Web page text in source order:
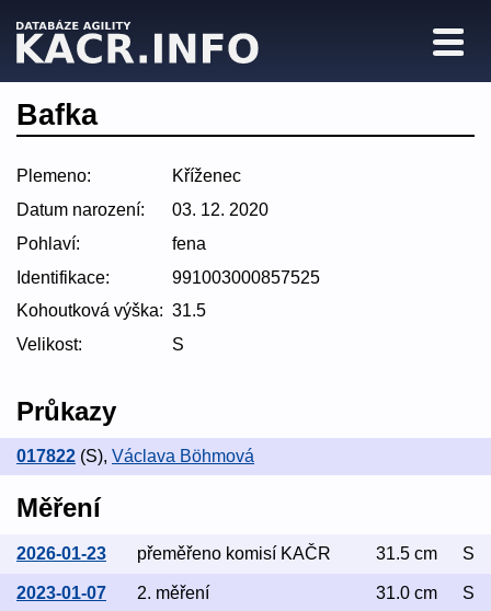
Bafka
Plemeno:
Kříženec
Datum narození:
03. 12. 2020
Pohlaví:
fena
Identifikace:
991003000857525
Kohoutková výška: 31.5
Velikost:
S
Průkazy
017822 (S), Václava Böhmová
Měření
2026-01-23 přeměřeno komisí KAČR 31.5 cm S
2023-01-07 2. měření 31.0 cm S